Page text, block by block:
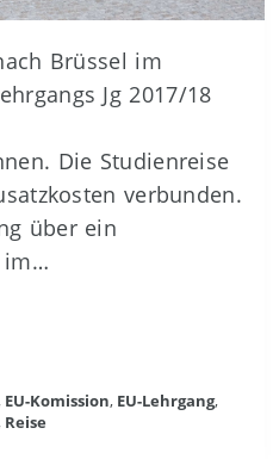
Brüssel im
Jg 2017/18
Die Studienreise
verbunden.
über ein
im…
EU-Komission, EU-Lehrgang,
Reise